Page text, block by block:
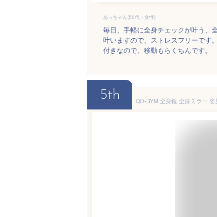
あっちゃん(50代・女性)
毎日、手軽に全身チェックが叶う、
叶いますので、ストレスフリーです
付きなので、移動もらくちんです。
5th